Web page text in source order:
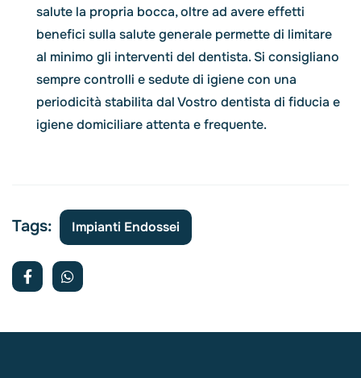
salute la propria bocca, oltre ad avere effetti
benefici sulla salute generale permette di limitare
al minimo gli interventi del dentista. Si consigliano
sempre controlli e sedute di igiene con una
periodicità stabilita dal Vostro dentista di fiducia e
igiene domiciliare attenta e frequente.
Tags: Impianti Endossei